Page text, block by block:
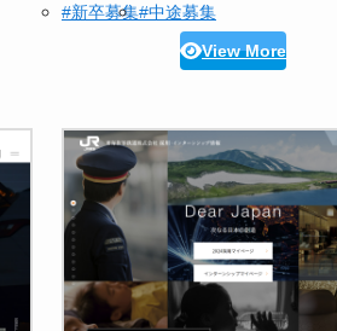
#新卒募集#中途募集
View More